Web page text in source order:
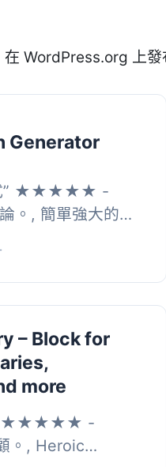
WordPress.org 上發
Generator
式” ★★★★★ -
。, 簡單強大的
快...
– Block for
more
★★★★★ -
。, Heroic